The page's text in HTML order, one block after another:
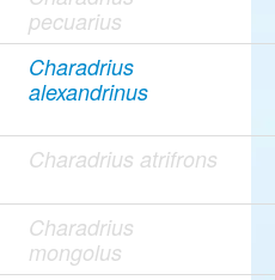
pecuarius
Charadrius
alexandrinus
Charadrius atrifrons
Charadrius
mongolus